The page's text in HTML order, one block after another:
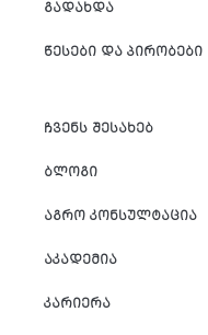
ᲒᲐᲓᲐᲮᲓᲐ
ᲬᲔᲡᲔᲑᲘ ᲓᲐ ᲞᲘᲠᲝᲑᲔᲑᲘ
ᲩᲕᲔᲜᲡ ᲨᲔᲡᲐᲮᲔᲑ
ᲑᲚᲝᲒᲘ
ᲐᲒᲠᲝ ᲙᲝᲜᲡᲣᲚᲢᲐᲪᲘᲐ
ᲐᲙᲐᲓᲔᲛᲘᲐ
ᲙᲐᲠᲘᲔᲠᲐ